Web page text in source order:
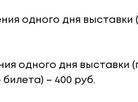
одного дня выставки
одного дня выставки
– 400 руб.